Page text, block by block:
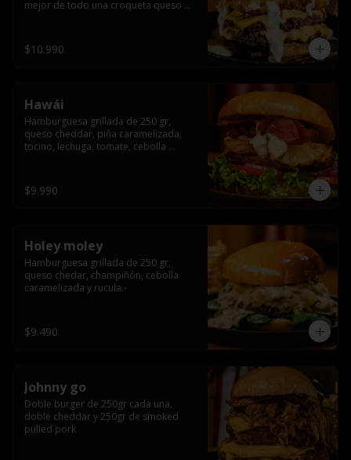
mejor de todo una croqueta queso
$10.990
Hawái
Hamburguesa grillada de 250 gr,
queso cheddar, piña caramelizada,
tocino, lechuga, tomate, cebolla
$9.990
Holey moley
Hamburguesa grillada de 250 gr,
queso chedar, champiñón, cebolla
caramelizada y rucula.-
$9.490
Johnny go
Doble burger de 250gr cada una,
doble cheddar y 250gr de smoked
pulled pork